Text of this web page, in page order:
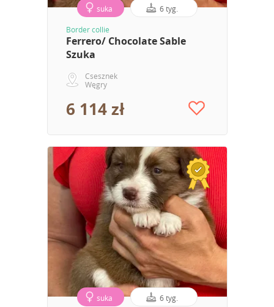
suka 6 tyg.
Border collie
Ferrero/ Chocolate Sable
Szuka
Csesznek
Węgry
6 114 zł
suka 6 tyg.